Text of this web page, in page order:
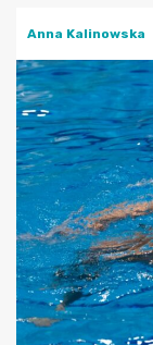
Anna Kalinowska